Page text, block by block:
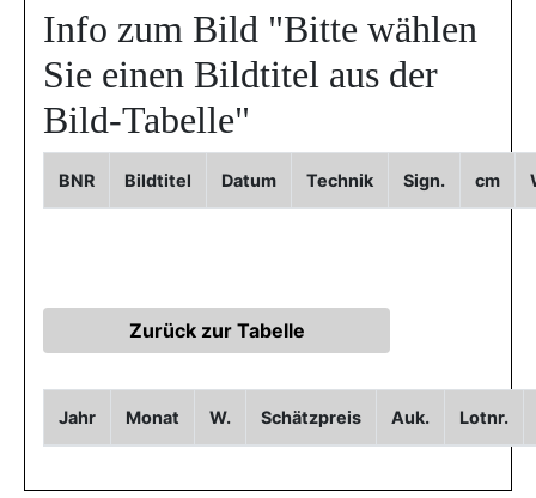
Info zum Bild "Bitte wählen
Sie einen Bildtitel aus der
Bild-Tabelle"
BNR Bildtitel Datum Technik Sign. cm
Jahr Monat W. Schätzpreis Auk. Lotnr.